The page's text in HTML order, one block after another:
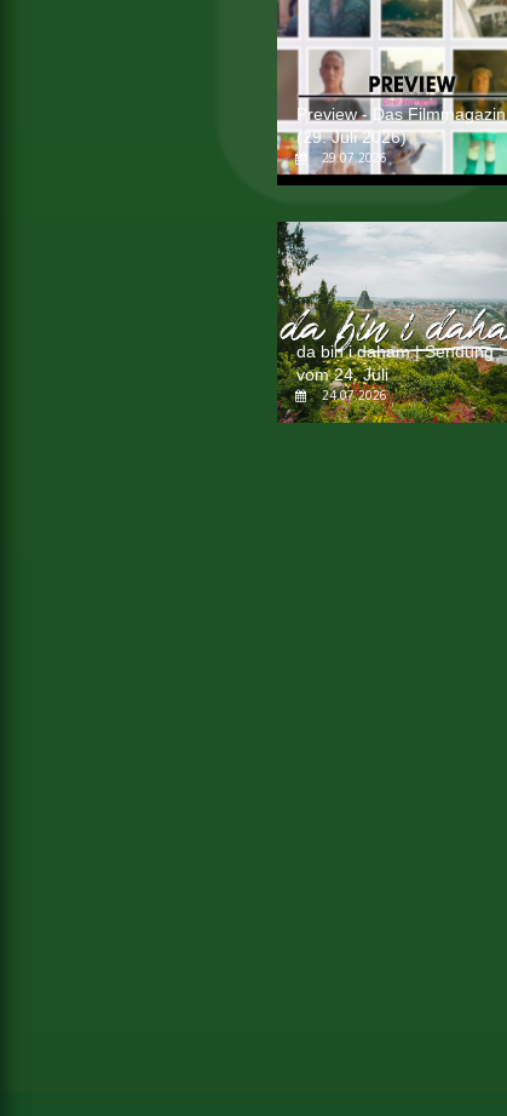
Preview - Das Filmmagazin
(29. Juli 2026)
29.07.2026
da bin i daham | Sendung
vom 24. Juli
24.07.2026